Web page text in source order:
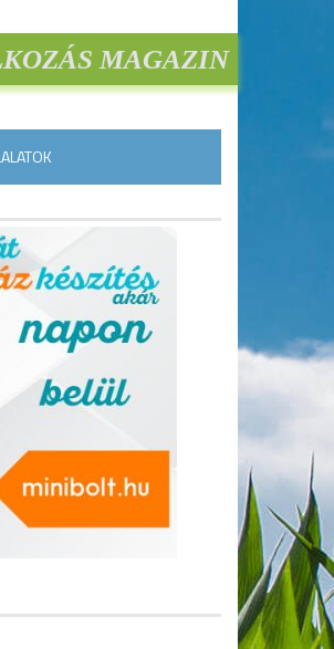
MAGAZIN